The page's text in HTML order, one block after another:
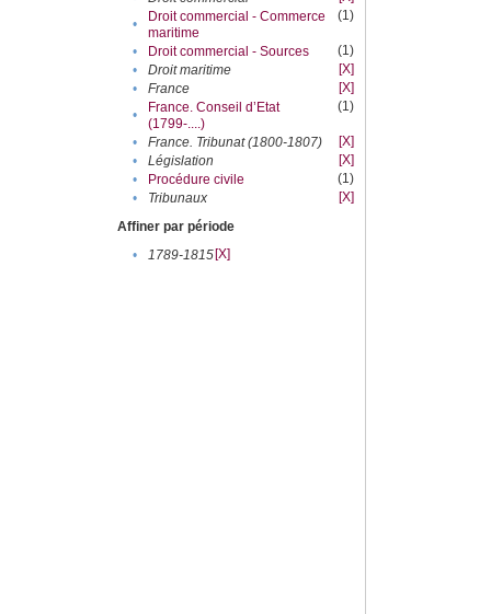
•
Droit commercial - Commerce
maritime
(1)
• Droit commercial - Sources
(1)
•
Droit maritime
[X]
•
France
[X]
•
France. Conseil d’Etat
(1799-....)
(1)
• France. Tribunat (1800-1807)
[X]
•
Législation
[X]
•
Procédure civile
(1)
•
Tribunaux
[X]
Affiner par période
•
1789-1815[X]